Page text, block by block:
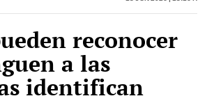
reconocer
a las
identifican